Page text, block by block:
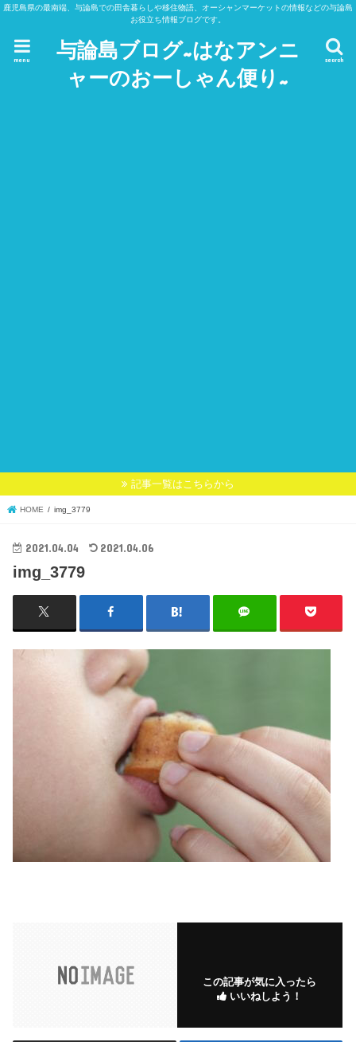
鹿児島県の最南端、与論島での田舎暮らしや移住物語、オーシャンマーケットの情報などの与論島
お役立ち情報ブログです。
与論島ブログ~はなアンニ
ャーのおーしゃん便り~
search
menu
記事一覧はこちらから
HOME img_3779
2021.04.04 2021.04.06
img_3779
この記事が気に入ったら
いいねしよう！